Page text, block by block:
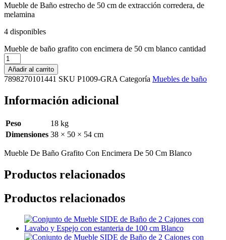
Mueble de Baño estrecho de 50 cm de extracción corredera, de
melamina
4 disponibles
Mueble de baño grafito con encimera de 50 cm blanco cantidad
Añadir al carrito
7898270101441 SKU P1009-GRA Categoría Muebles de baño
Información adicional
Peso
18 kg
Dimensiones 38 × 50 × 54 cm
Mueble De Baño Grafito Con Encimera De 50 Cm Blanco
Productos relacionados
Productos relacionados